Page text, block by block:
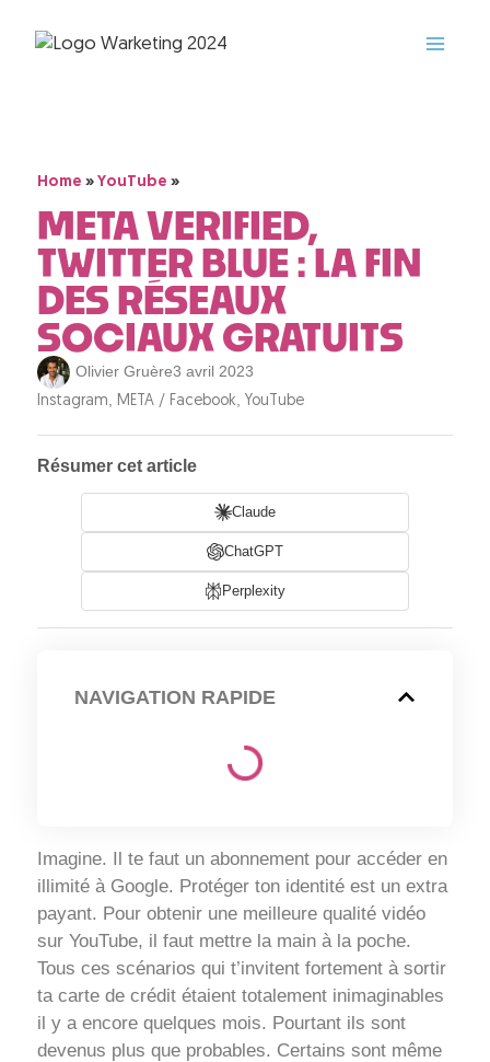
Home » YouTube »
META VERIFIED,
TWITTER BLUE : LA FIN
DES RÉSEAUX
SOCIAUX GRATUITS
Olivier Gruère3 avril 2023
Instagram META / Facebook YouTube
Résumer cet article
Claude
ChatGPT
Perplexity
NAVIGATION RAPIDE
Imagine. Il te faut un abonnement pour accéder en
illimité à Google. Protéger ton identité est un extra
payant. Pour obtenir une meilleure qualité vidéo
sur YouTube, il faut mettre la main à la poche.
Tous ces scénarios qui t’invitent fortement à sortir
ta carte de crédit étaient totalement inimaginables
il y a encore quelques mois. Pourtant ils sont
devenus plus que probables. Certains sont même